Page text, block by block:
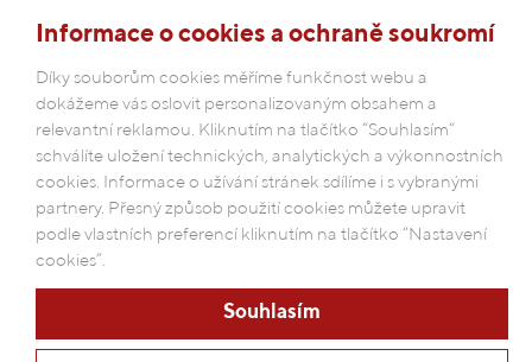
COBAP s.r.o.
Michelská 18/12a, 140 00 Praha 4
Česká republika
Podmínky ochrany osobních údajů
Informace o cookies a ochraně soukromí
Díky souborům cookies měříme funkčnost webu a
dokážeme vás oslovit personalizovaným obsahem a
relevantní reklamou. Kliknutím na tlačítko “Souhlasím“
schválíte uložení technických, analytických a výkonnostních
cookies. Informace o užívání stránek sdílíme i s vybranými
partnery. Přesný způsob použití cookies můžete upravit
podle vlastních preferencí kliknutím na tlačítko “Nastavení
cookies”.
Souhlasím